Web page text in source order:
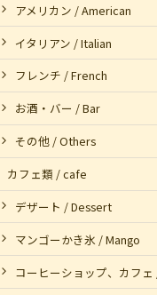
アメリカン / American
イタリアン / Italian
フレンチ / French
お酒・バー / Bar
その他 / Others
カフェ類 / cafe
デザート / Dessert
マンゴーかき氷 / Mango
コーヒーショップ、カフ